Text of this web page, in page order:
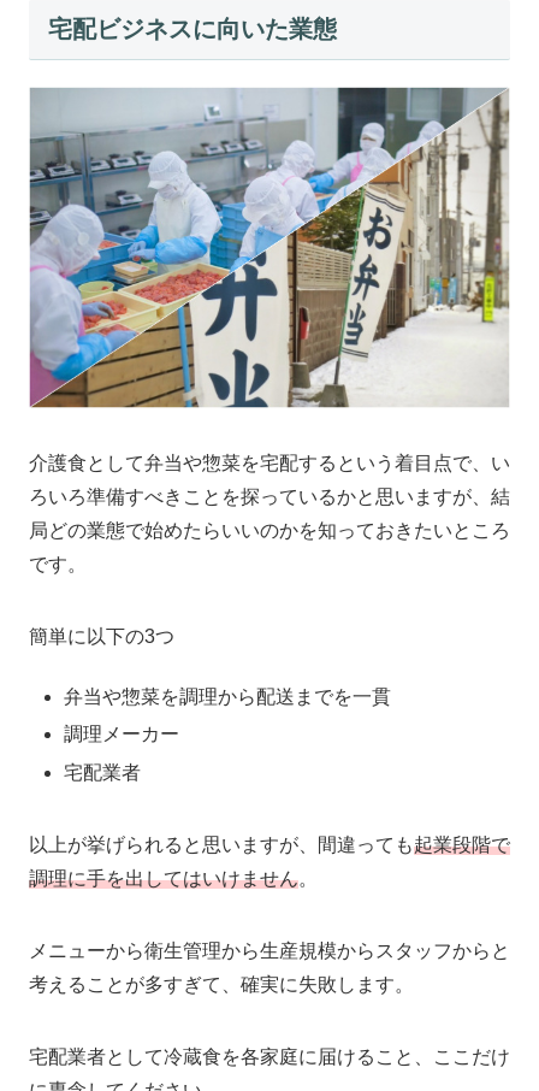
宅配ビジネスに向いた業態
介護食として弁当や惣菜を宅配するという着目点で、い
ろいろ準備すべきことを探っているかと思いますが、結
局どの業態で始めたらいいのかを知っておきたいところ
です。
簡単に以下の3つ
弁当や惣菜を調理から配送までを一貫
調理メーカー
宅配業者
以上が挙げられると思いますが、間違っても起業段階で
調理に手を出してはいけません。
メニューから衛生管理から生産規模からスタッフからと
考えることが多すぎて、確実に失敗します。
宅配業者として冷蔵食を各家庭に届けること、ここだけ